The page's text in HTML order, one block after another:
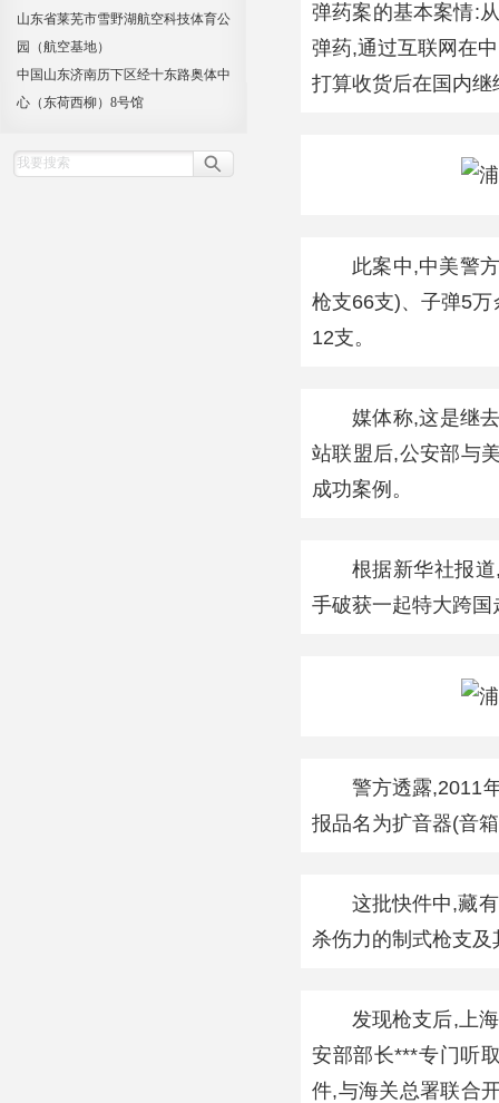
山东省莱芜市雪野湖航空科技体育公
园（航空基地）
中国山东济南历下区经十东路奥体中
心（东荷西柳）8号馆
弹药案的基本案情:
弹药,通过互联网在
打算收货后在国内继
此案中,中美警
枪支66支)、子弹5
12支。
媒体称,这是继
站联盟后,公安部与
成功案例。
根据新华社报
手破获一起特大跨
警方透露,2011
报品名为扩音器(音
这批快件中,藏
杀伤力的制式枪支
发现枪支后,上
安部部长***专门听
件,与海关总署联合